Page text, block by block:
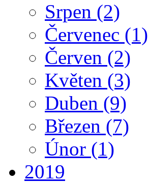
Srpen (2)
Červenec (1)
Červen (2)
Květen (3)
Duben (9)
Březen (7)
Únor (1)
2019